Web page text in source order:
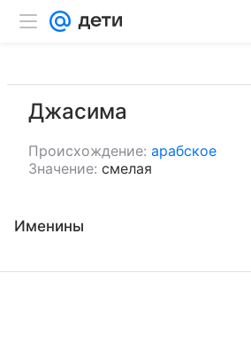
Джасима
Происхождение: арабское
Значение: смелая
Именины